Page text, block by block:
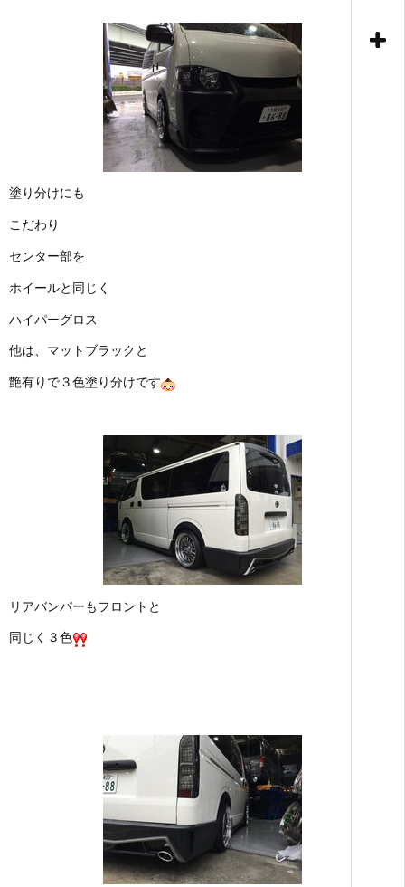
塗り分けにも
こだわり
センター部を
ホイールと同じく
ハイパーグロス
他は、マットブラックと
艶有りで３色塗り分けです
リアバンパーもフロントと
同じく３色